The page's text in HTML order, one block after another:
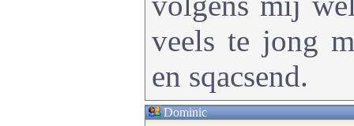
veels te jong
en sqacsend.
Dominic